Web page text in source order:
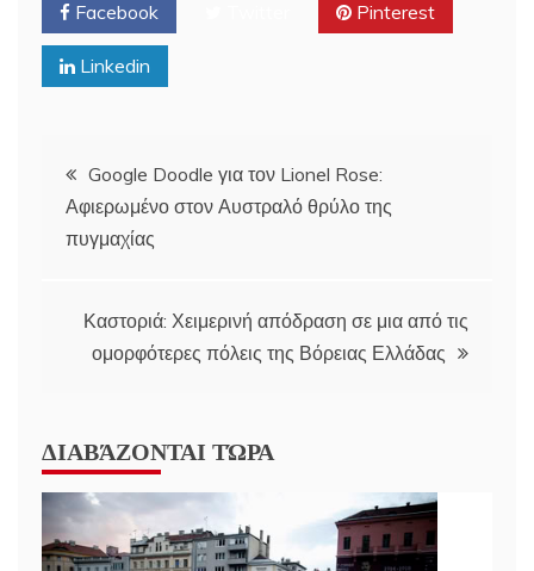
Facebook Pinterest
Linkedin
Post
navigation
Google Doodle για τον Lionel Rose:
Αφιερωμένο στον Αυστραλό θρύλο της
πυγμαχίας
Καστοριά: Χειμερινή απόδραση σε μια από τις
ομορφότερες πόλεις της Βόρειας Ελλάδας
ΔΙΑΒΆΖΟΝΤΑΙ ΤΏΡΑ